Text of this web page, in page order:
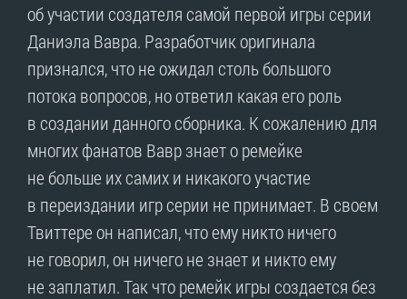
об участии создателя самой первой игры серии
Даниэла Вавра. Разработчик оригинала
признался, что не ожидал столь большого
потока вопросов, но ответил какая его роль
в создании данного сборника. К сожалению для
многих фанатов Вавр знает о ремейке
не больше их самих и никакого участие
в переиздании игр серии не принимает. В своем
Твиттере он написал, что ему никто ничего
не говорил, он ничего не знает и никто ему
не заплатил. Так что ремейк игры создается без